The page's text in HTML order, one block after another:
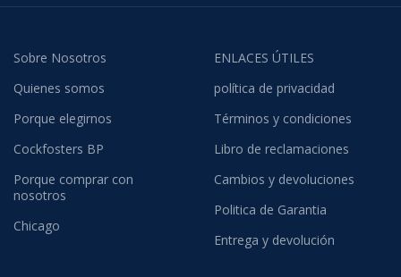
Sobre Nosotros
Quienes somos
Porque elegirnos
Cockfosters BP
Porque comprar con
nosotros
Chicago
ENLACES ÚTILES
política de privacidad
Términos y condiciones
Libro de reclamaciones
Cambios y devoluciones
Politica de Garantia
Entrega y devolución